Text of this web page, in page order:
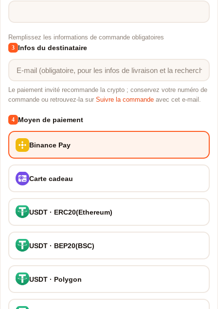
Remplissez les informations de commande obligatoires
3 Infos du destinataire
Le paiement invité recommande la crypto ; conservez votre numéro de
commande ou retrouvez-la sur Suivre la commande avec cet e-mail.
4 Moyen de paiement
Binance Pay
Carte cadeau
USDT · ERC20(Ethereum)
USDT · BEP20(BSC)
USDT · Polygon